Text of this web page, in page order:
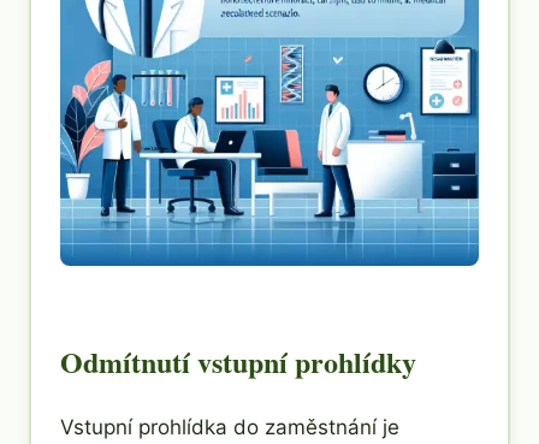
Odmítnutí vstupní prohlídky
Vstupní prohlídka do zaměstnání je